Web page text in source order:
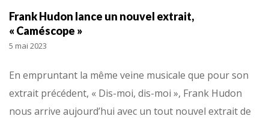
Frank Hudon lance un nouvel extrait,
« Caméscope »
5 mai 2023
En empruntant la même veine musicale que pour son
extrait précédent, « Dis-moi, dis-moi », Frank Hudon
nous arrive aujourd’hui avec un tout nouvel extrait de